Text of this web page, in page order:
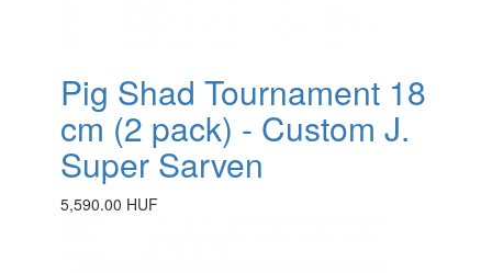
Pig Shad Tournament 18
cm (2 pack) - Custom J.
Super Sarven
5,590.00 HUF